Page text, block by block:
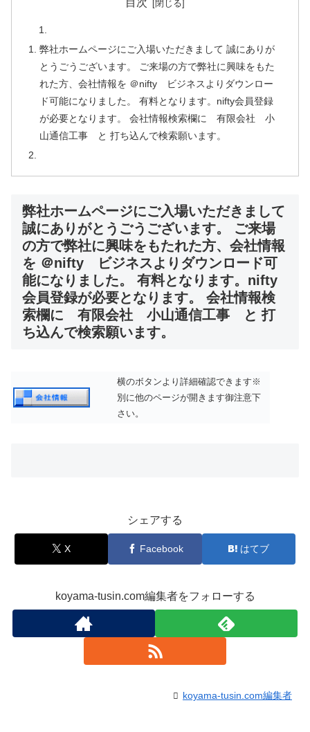
目次
弊社ホームページにご入場いただきまして 誠にありが
とうごうございます。 ご来場の方で弊社に興味をもた
れた方、会社情報を ＠nifty ビジネスよりダウンロー
ド可能になりました。 有料となります。nifty会員登録
が必要となります。 会社情報検索欄に 有限会社 小
山通信工事 と 打ち込んで検索願います。
弊社ホームページにご入場いただきまして
誠にありがとうごうございます。 ご来場
の方で弊社に興味をもたれた方、会社情報
を ＠nifty ビジネスよりダウンロード可
能になりました。 有料となります。nifty
会員登録が必要となります。 会社情報検
索欄に 有限会社 小山通信工事 と 打
ち込んで検索願います。
横のボタンより詳細確認できます※
別に他のページが開きます御注意下
さい。
シェアする
X Facebook はてブ
koyama-tusin.com編集者をフォローする
koyama-tusin.com編集者